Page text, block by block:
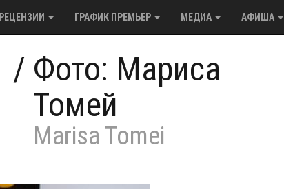
РЕЦЕНЗИИ ГРАФИК ПРЕМЬЕР МЕДИА АФИША
/ Фото: Мариса
Томей
Marisa Tomei